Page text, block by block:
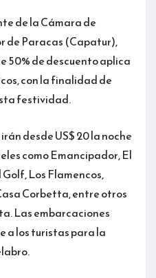
de la Cámara de
de Paracas (Capatur),
50% de descuento aplica
con la finalidad de
festividad.
desde US$ 20 la noche
como Emancipador, El
Los Flamencos,
Corbetta, entre otros
Las embarcaciones
los turistas para la